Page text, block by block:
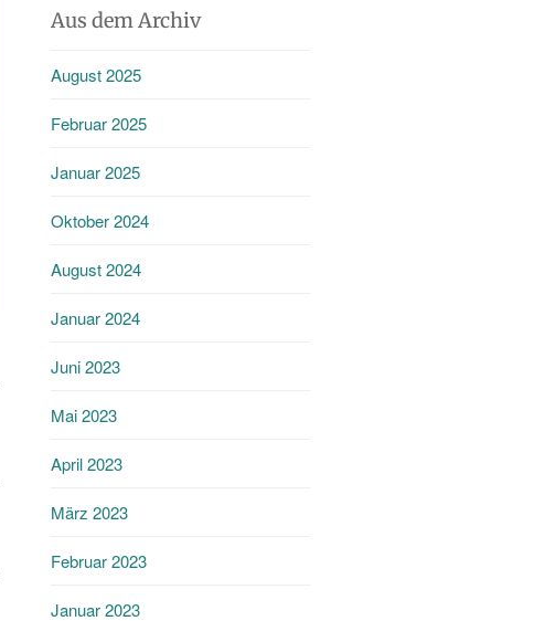
Aus dem Archiv
August 2025
Februar 2025
Januar 2025
Oktober 2024
August 2024
Januar 2024
Juni 2023
Mai 2023
April 2023
März 2023
Februar 2023
Januar 2023